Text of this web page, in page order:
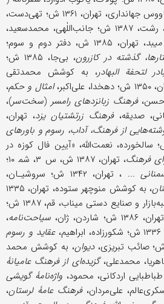
)، ترجمۀ کیکاووس جهانداری، تهران، ۱۳۶۱ ش؛ تهی‌دست،
۱۳۸۷ ش؛ جانب‌اللٰهی، محمدسعید،
، تهران، ۱۳۸۵ ش، دفتر دوم و سوم؛
گذشته در کازرون
، بی‌جا، ۱۳۸۵ ش؛
لتحفة البهادر، به کوشش محمدتقی
امثال و حکم،
فرهنگ زبانزدهای رامسر (سخت‌سر)،
فرهنگ زرتشتیان یزد، تهران،
از فرهنگ، آداب، رسوم و باورهای
۱۳۸۸ ش؛ سالخورده، نعمت‌الله، «آیین فال کوزه در
فرهنگ
، تهران، ۱۳۸۷ ش، س ۳، شم‍ ۱۰؛
... ، تهران، ۱۳۴۲ ش؛ سروشیـان،
، به کوشش منوچهر ستوده، تهران، ۱۳۳۵
ش؛ سعیدی، سهراب، پنجشنبه‌بازار و صنایع ‌دستی میناب، قم، ۱۳۸۷ ش؛
ژان،
سیاحت‌نامه،
عقاید و رسوم
دیوان، به کوشش محمد
گزیده‌ای از فرهنگ عامیانۀ
واژه‌نامۀ گویشی
فرهنگ عامۀ لرستان،